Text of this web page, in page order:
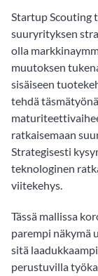
Startup Scouting
suuryrityksen
olla
muutoksen
sisäiseen
tehdä
ratkaisemaan
Strategisesti
teknologinen
viitekehys.
Tässä mallissa
parempi näkymä
sitä
perustuvilla